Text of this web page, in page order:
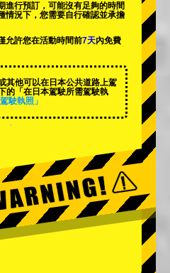
進行預訂，可能沒有足夠的時間
情況下，您需要自行確認並承擔
允許您在活動時間前7天內免費
其他可以在日本公共道路上駕
的「在日本駕駛所需駕駛執
駛執照」